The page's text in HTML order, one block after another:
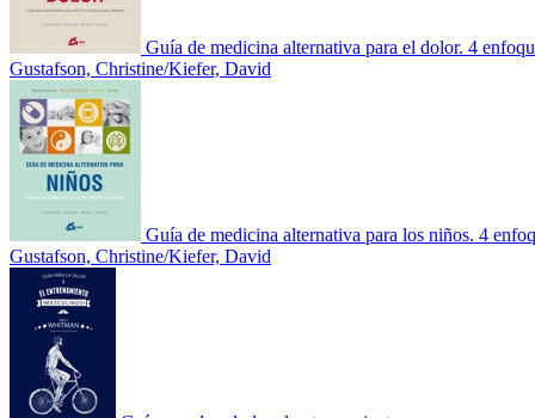
Guía de medicina alternativa para el dolor. 4
Gustafson, Christine/Kiefer, David
Guía de medicina alternativa para los niños. 4
Gustafson, Christine/Kiefer, David